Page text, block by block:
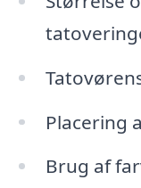
Placering
Brug af